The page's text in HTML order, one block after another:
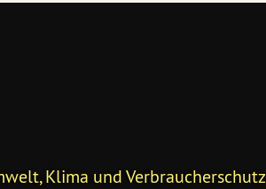
Klima und Verbraucherschutz